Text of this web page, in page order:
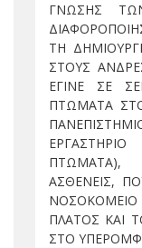
ΓΝΩΣΗΣ
ΤΗ
ΣΤΟΥΣ
ΕΓΙΝΕ ΣΕ
ΠΤΩΜΑΤΑ
ΠΤΩΜΑΤΑ),
ΑΣΘΕΝΕΙΣ,
ΠΛΑΤΟΣ ΚΑΙ
ΣΤΟ